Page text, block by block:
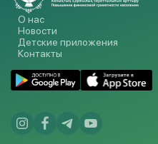
О нас
Новости
Детские приложения
Контакты